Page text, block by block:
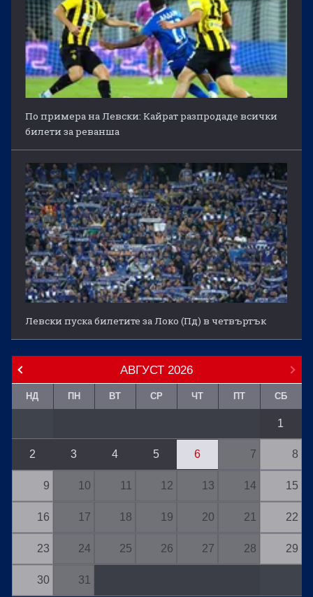
По примера на Левски: Кайрат разпродаде всички
билети за реванша
Левски пуска билетите за Локо (Пд) в четвъртък
АВГУСТ 2026
НД ПН ВТ СР ЧТ ПТ СБ
1
2 3 4 5 6 7 8
9 10 11 12 13 14 15
16 17 18 19 20 21 22
23 24 25 26 27 28 29
30 31